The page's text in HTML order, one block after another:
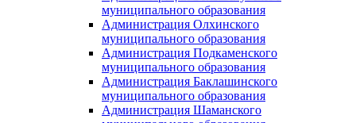
муниципального образования
Администрация Олхинского
муниципального образования
Администрация Подкаменского
муниципального образования
Администрация Баклашинского
муниципального образования
Администрация Шаманского